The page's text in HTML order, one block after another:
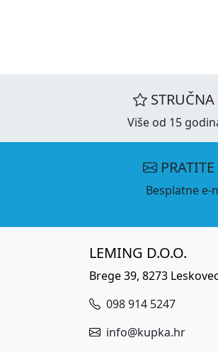
STRUČNA
Više od 15
Besplatne e-
LEMING D.O.O.
Brege 39, 8273
098 914 5247
info@kupka.hr